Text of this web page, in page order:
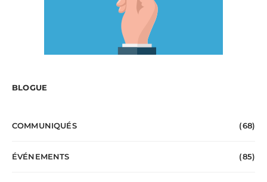
BLOGUE
COMMUNIQUÉS (68)
ÉVÉNEMENTS (85)